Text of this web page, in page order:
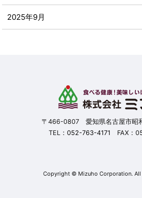
2025年9月
〒466-0807 愛知県名古屋市昭
TEL： 052-763-4171 FAX：
Copyright © Mizuho Corporation.